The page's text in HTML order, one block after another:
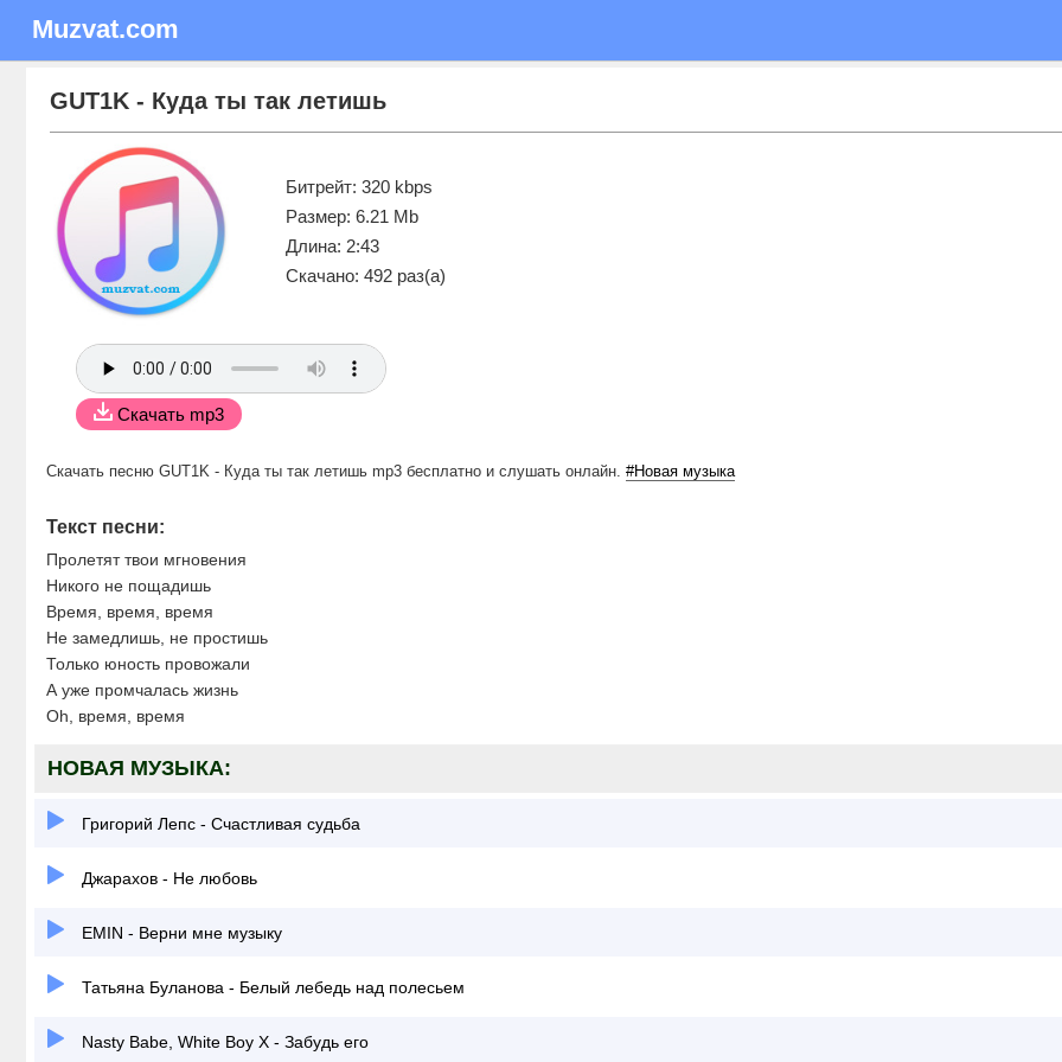
Muzvat.com
GUT1K - Куда ты так летишь
Битрейт: 320 kbps
Размер: 6.21 Mb
Длина: 2:43
Скачано: 492 раз(а)
Скачать mp3
Скачать песню GUT1K - Куда ты так летишь mp3 бесплатно и слушать онлайн. #Новая музыка
Текст песни:
Пролетят твои мгновения
Никого не пощадишь
Время, время, время
Не замедлишь, не простишь
Только юность провожали
А уже промчалась жизнь
Oh, время, время
НОВАЯ МУЗЫКА:
Григорий Лепс - Счастливая судьба
Джарахов - Не любовь
EMIN - Верни мне музыку
Татьяна Буланова - Белый лебедь над полесьем
Nasty Babe, White Boy X - Забудь его